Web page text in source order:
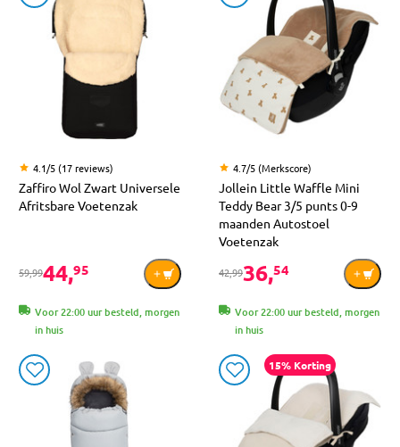
4.1/5 (17 reviews)
Zaffiro Wol Zwart Universele
Afritsbare Voetenzak
59,9944,95
Voor 22:00 uur besteld, morgen
in huis
4.7/5 (Merkscore)
Jollein Little Waffle Mini
Teddy Bear 3/5 punts 0-9
maanden Autostoel
Voetenzak
42,9936,54
Voor 22:00 uur besteld, morgen
in huis
15% Korting